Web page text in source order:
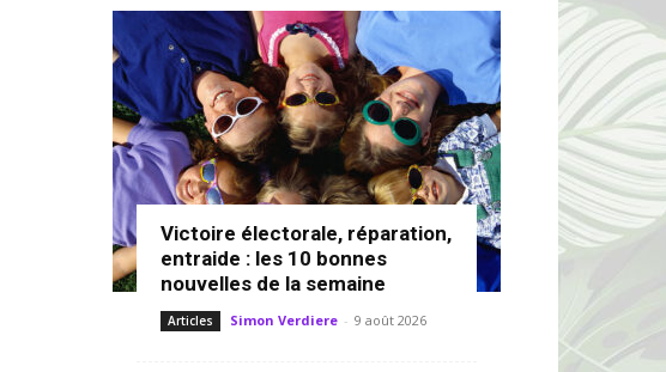
Victoire électorale, réparation,
entraide : les 10 bonnes
nouvelles de la semaine
Articles Simon Verdiere - 9 août 2026